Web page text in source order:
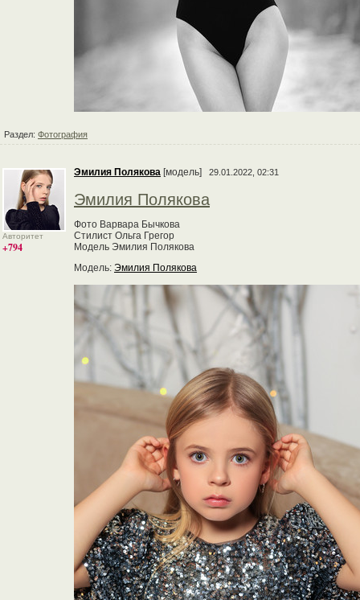
Раздел: Фотография
Авторитет
+794
Эмилия Полякова [модель] 29.01.2022, 02:31
Эмилия Полякова
Фото Варвара Бычкова
Стилист Ольга Грегор
Модель Эмилия Полякова
Модель: Эмилия Полякова